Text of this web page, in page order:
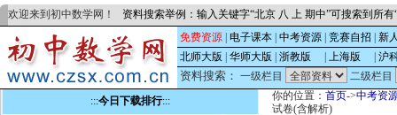
欢迎来到初中数学网！ 资料搜索举例：输入关键字“北京 八 上 期中”可搜索到所
免费资源 电子课本 中考资源 竞赛自招
新
北师大版
华师大版 浙教版 上海版 沪
资料搜索： 一级栏目
二级栏目
:::今日下载排行::: 你的位置： 首页->中考资
试卷(含解析)